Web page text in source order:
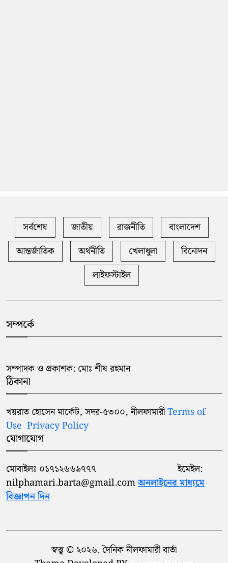
সর্বশেষ জাতীয় রাজনীতি
বাংলাদেশ
আন্তর্জাতিক
অর্থনীতি খেলাধুলা
বিনোদন
লাইফস্টাইল
সম্পর্কে
সম্পাদক ও প্রকাশক: মোঃ শীষ রহমান
ঠিকানা
খয়রাত হোসেন মার্কেট, সদর-৫৩০০, নীলফামারীTerms of
Use Privacy Policy
যোগাযোগ
মোবাইলঃ ০১৭১২৬৬৯৭৭৭ ইমেইল:
nilphamari.barta@gmail.comঅনলাইনের মাধ্যমে
বিজ্ঞাপন দিন
স্বত্ত্ব © ২০২৬. দৈনিক নীলফামারী বার্তা